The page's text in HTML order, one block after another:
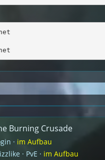
Burning Crusade
· im Aufbau
· PvE · im Aufbau